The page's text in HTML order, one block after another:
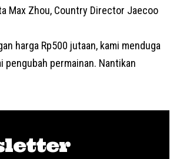
Max Zhou, Country Director Jaecoo
harga Rp500 jutaan, kami menduga
pengubah permainan. Nantikan